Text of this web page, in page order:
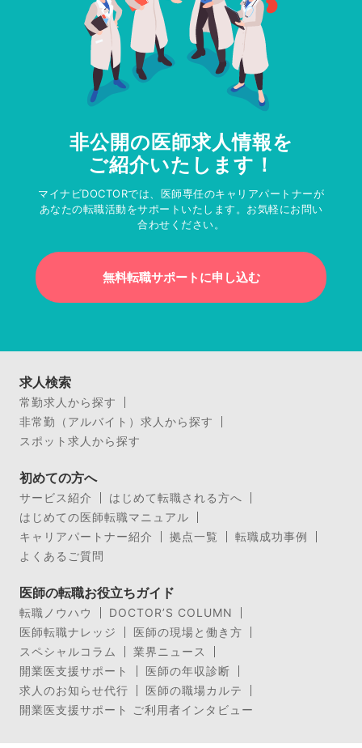
非公開の医師求人情報を
ご紹介いたします！
マイナビDOCTORでは、医師専任のキャリアパートナーが
あなたの転職活動をサポートいたします。お気軽にお問い
合わせください。
無料転職サポートに申し込む
求人検索
常勤求人から探す
非常勤（アルバイト）求人から探す
スポット求人から探す
初めての方へ
サービス紹介
はじめて転職される方へ
はじめての医師転職マニュアル
キャリアパートナー紹介
拠点一覧
転職成功事例
よくあるご質問
医師の転職お役立ちガイド
転職ノウハウ
DOCTOR’S COLUMN
医師転職ナレッジ
医師の現場と働き方
スペシャルコラム
業界ニュース
開業医支援サポート
医師の年収診断
求人のお知らせ代行
医師の職場カルテ
開業医支援サポート ご利用者インタビュー